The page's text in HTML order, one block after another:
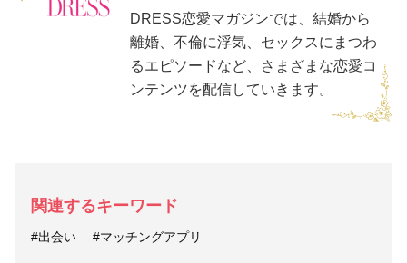
DRESS恋愛マガジンでは、結婚から
離婚、不倫に浮気、セックスにまつわ
るエピソードなど、さまざまな恋愛コ
ンテンツを配信していきます。
関連するキーワード
#出会い #マッチングアプリ